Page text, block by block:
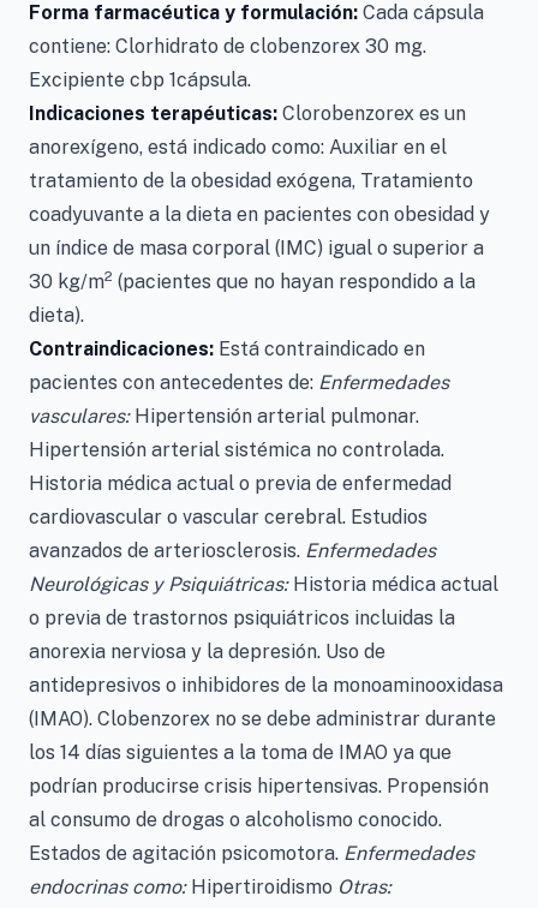
Forma farmacéutica y formulación: Cada cápsula
contiene: Clorhidrato de clobenzorex 30 mg.
Excipiente cbp 1cápsula.
Indicaciones terapéuticas: Clorobenzorex es un
anorexígeno, está indicado como: Auxiliar en el
tratamiento de la obesidad exógena, Tratamiento
coadyuvante a la dieta en pacientes con obesidad y
un índice de masa corporal (IMC) igual o superior a
30 kg/m2 (pacientes que no hayan respondido a la
dieta).
Contraindicaciones: Está contraindicado en
pacientes con antecedentes de: Enfermedades
vasculares: Hipertensión arterial pulmonar.
Hipertensión arterial sistémica no controlada.
Historia médica actual o previa de enfermedad
cardiovascular o vascular cerebral. Estudios
avanzados de arteriosclerosis. Enfermedades
Neurológicas y Psiquiátricas: Historia médica actual
o previa de trastornos psiquiátricos incluidas la
anorexia nerviosa y la depresión. Uso de
antidepresivos o inhibidores de la monoaminooxidasa
(IMAO). Clobenzorex no se debe administrar durante
los 14 días siguientes a la toma de IMAO ya que
podrían producirse crisis hipertensivas. Propensión
al consumo de drogas o alcoholismo conocido.
Estados de agitación psicomotora. Enfermedades
endocrinas como: Hipertiroidismo Otras: